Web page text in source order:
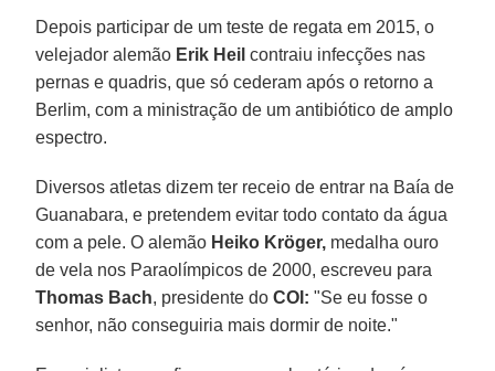
Depois participar de um teste de regata em 2015, o
velejador alemão Erik Heil contraiu infecções nas
pernas e quadris, que só cederam após o retorno a
Berlim, com a ministração de um antibiótico de amplo
espectro.
Diversos atletas dizem ter receio de entrar na Baía de
Guanabara, e pretendem evitar todo contato da água
com a pele. O alemão Heiko Kröger, medalha ouro
de vela nos Paraolímpicos de 2000, escreveu para
Thomas Bach, presidente doCOI: "Se eu fosse o
senhor, não conseguiria mais dormir de noite."